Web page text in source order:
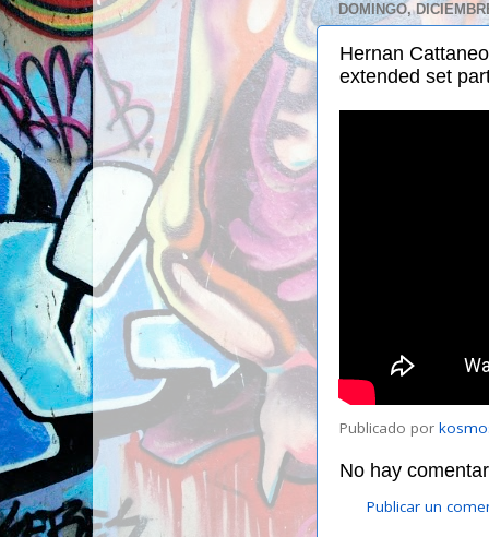
DOMINGO,
Hernan
extended set
Publicado por
No hay
Publicar un